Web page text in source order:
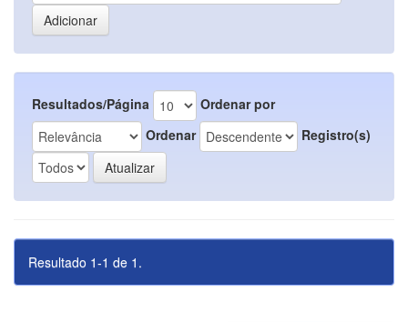
Resultados/Página
Ordenar por
Ordenar
Registro(s)
Resultado 1-1 de 1.